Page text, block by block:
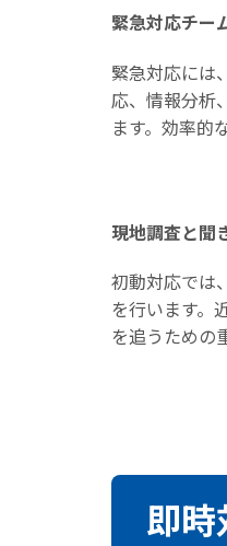
緊急対応チー
緊急対応には
応、情報分析
ます。効率的
現地調査と聞
初動対応では
を行います。
を追うための
即